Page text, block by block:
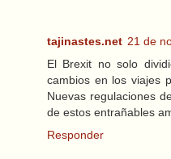
tajinastes.net 21 de
El Brexit no solo
cambios en los viajes
Nuevas regulaciones
de estos entrañables
Responder